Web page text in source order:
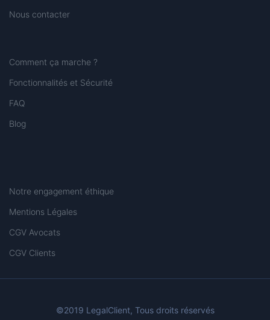
Nous contacter
Comment ça marche ?
Fonctionnalités et Sécurité
FAQ
Blog
Notre engagement éthique
Mentions Légales
CGV Avocats
CGV Clients
©2019 LegalClient, Tous droits réservés